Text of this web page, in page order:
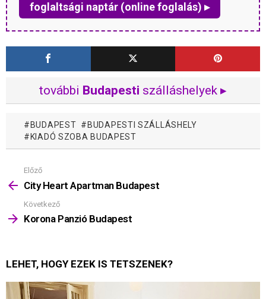
foglaltsági naptár (online foglalás) ▸
további Budapesti szálláshelyek ▸
BUDAPEST
BUDAPESTI SZÁLLÁSHELY
KIADÓ SZOBA BUDAPEST
Mutass
többet
Előző
City Heart Apartman Budapest
Következő
Korona Panzió Budapest
LEHET, HOGY EZEK IS TETSZENEK?